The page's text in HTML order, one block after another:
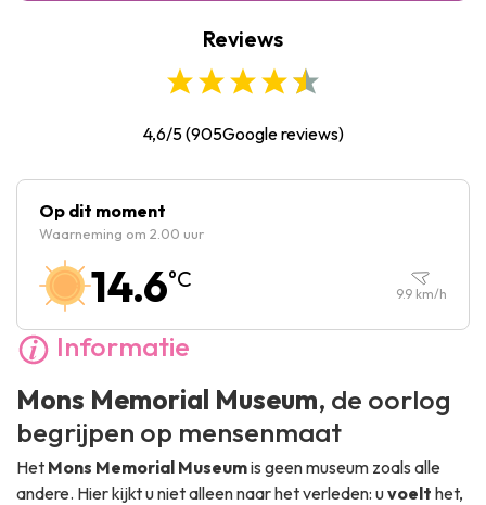
-18:00
Vrijdag :10:00-
Zaterdag :
Zondag :10:00- 18:00
Reviews
4,6/5(905Google reviews)
Op dit moment
Waarneming om 2.00 uur
14.6°C
9.9 km/h
Informatie
Mons Memorial Museum, de oorlog
begrijpen op mensenmaat
Het Mons Memorial Museumis geen museum zoals alle
andere. Hier kijkt u niet alleen naar het verleden: uvoelt het,